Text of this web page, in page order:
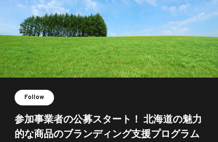
Follow
参加事業者の公募スタート！ 北海道の魅力
的な商品のブランディング支援プログラム